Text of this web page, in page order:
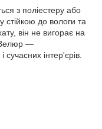
з поліестеру або
стійкою до вологи та
він не вигорає на
Велюр —
інтер'єрів.